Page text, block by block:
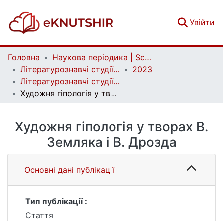
Увійти
Головна
Наукова періодика | Scientific periodicals
Літературознавчі студії | Literary Studies
2023
Літературознавчі студії. Том 1. № 64
Художня гіпологія у творах В. Земляка і В. Дрозда
Художня гіпологія у творах В.
Земляка і В. Дрозда
Основні дані публікації
Тип публікації :
Стаття